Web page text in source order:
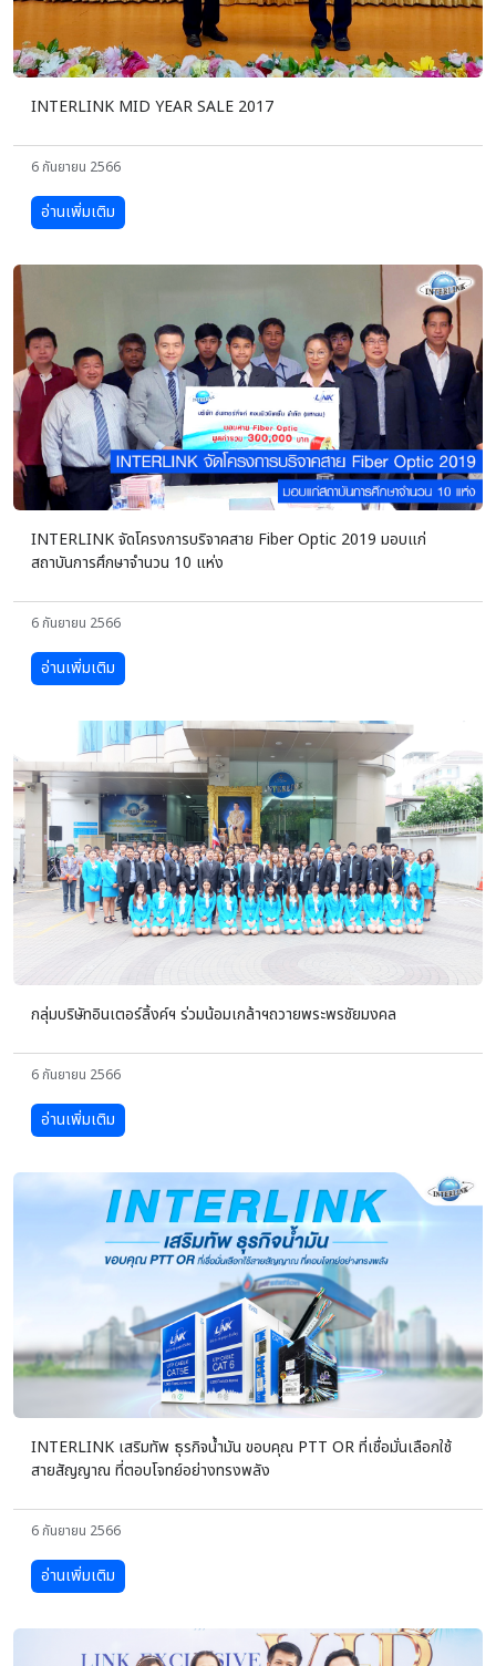
INTERLINK MID YEAR SALE 2017
6 กันยายน 2566
อ่านเพิ่มเติม
INTERLINK จัดโครงการบริจาคสาย Fiber Optic 2019 มอบแก่
สถาบันการศึกษาจำนวน 10 แห่ง
6 กันยายน 2566
อ่านเพิ่มเติม
กลุ่มบริษัทอินเตอร์ลิ้งค์ฯ ร่วมน้อมเกล้าฯถวายพระพรชัยมงคล
6 กันยายน 2566
อ่านเพิ่มเติม
INTERLINK เสริมทัพ ธุรกิจน้ำมัน ขอบคุณ PTT OR ที่เชื่อมั่นเลือกใช้
สายสัญญาณ ที่ตอบโจทย์อย่างทรงพลัง
6 กันยายน 2566
อ่านเพิ่มเติม